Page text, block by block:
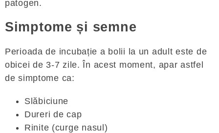
patogen.
Simptome și semne
Perioada de incubație a bolii la un adult este de
obicei de 3-7 zile. În acest moment, apar astfel
de simptome ca:
Slăbiciune
Dureri de cap
Rinite (curge nasul)